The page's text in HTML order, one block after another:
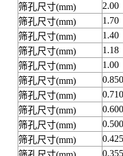
筛孔尺寸(mm)
2.00
筛孔尺寸(mm)
1.70
筛孔尺寸(mm)
1.40
筛孔尺寸(mm)
1.18
筛孔尺寸(mm)
1.00
筛孔尺寸(mm)
0.850
筛孔尺寸(mm)
0.710
筛孔尺寸(mm)
0.600
筛孔尺寸(mm)
0.500
筛孔尺寸(mm)
0.425
0.355